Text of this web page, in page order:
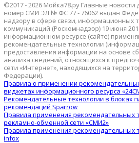
©2017 - 2026 Мойка78.ру Главные новости
номер СМИ ЭЛ № ФС 77 - 76062 выдан
надзору в сфере связи, информационных
коммуникаций (Роскомнадзор) 19 июня
информационном ресурсе (сайте)
рекомендательные технологии
предоставления информации на основе
анализа сведений, относящихся к
сети «Интернет», находящихся на
Федерации).
Правила о применении
виджетах информационного ресурса
Рекомендательные технологии в блоках
рекомендаций Sparrow
Правила применения рекомендательных
рекламно-обменной сети «СМИ2»
Правила применения рекомендательных
infox